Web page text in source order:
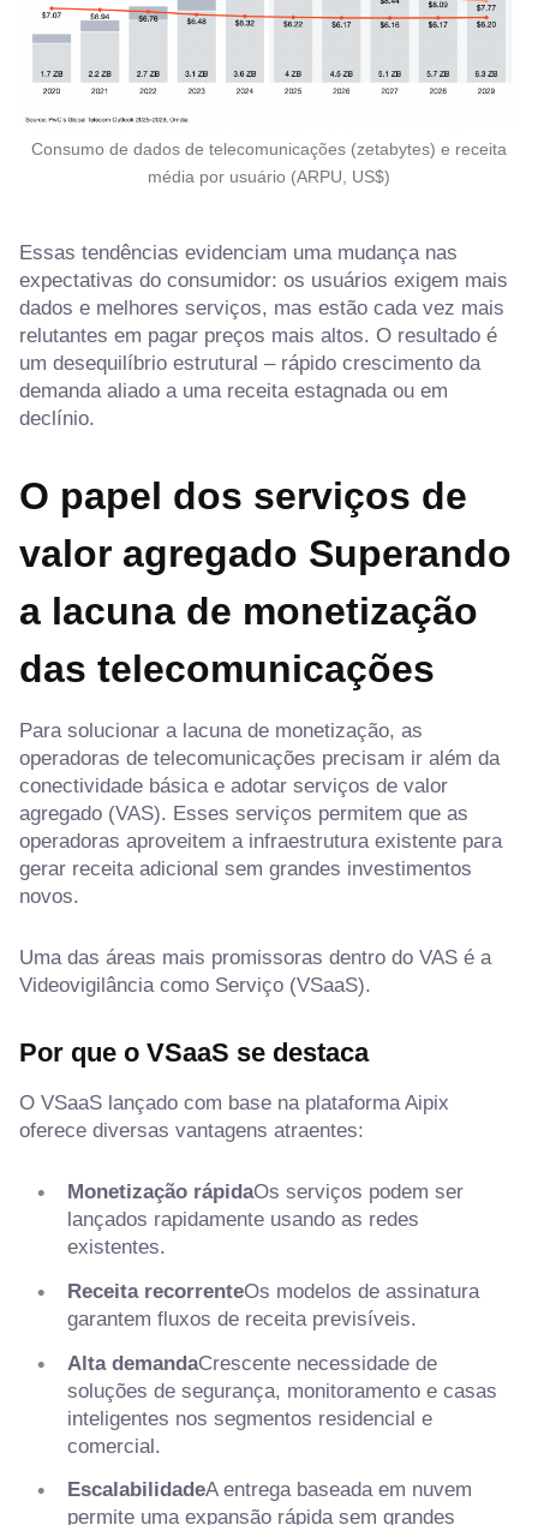
Consumo de dados de telecomunicações (zetabytes) e receita
média por usuário (ARPU, US$)
Essas tendências evidenciam uma mudança nas
expectativas do consumidor: os usuários exigem mais
dados e melhores serviços, mas estão cada vez mais
relutantes em pagar preços mais altos. O resultado é
um desequilíbrio estrutural – rápido crescimento da
demanda aliado a uma receita estagnada ou em
declínio.
O papel dos serviços de
valor agregado Superando
a lacuna de monetização
das telecomunicações
Para solucionar a lacuna de monetização, as
operadoras de telecomunicações precisam ir além da
conectividade básica e adotar serviços de valor
agregado (VAS). Esses serviços permitem que as
operadoras aproveitem a infraestrutura existente para
gerar receita adicional sem grandes investimentos
novos.
Uma das áreas mais promissoras dentro do VAS é a
Videovigilância como Serviço (VSaaS).
Por que o VSaaS se destaca
O VSaaS lançado com base na plataforma Aipix
oferece diversas vantagens atraentes:
Monetização rápidaOs serviços podem ser
lançados rapidamente usando as redes
existentes.
Receita recorrenteOs modelos de assinatura
garantem fluxos de receita previsíveis.
Alta demandaCrescente necessidade de
soluções de segurança, monitoramento e casas
inteligentes nos segmentos residencial e
comercial.
EscalabilidadeA entrega baseada em nuvem
permite uma expansão rápida sem grandes